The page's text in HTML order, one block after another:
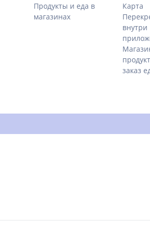
Продукты и еда в
магазинах
Карта
внутри
заказ